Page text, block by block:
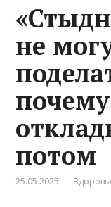
не
потом
25.05.2025